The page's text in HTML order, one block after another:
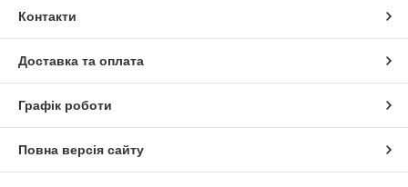
Контакти
Доставка та оплата
Графік роботи
Повна версія сайту